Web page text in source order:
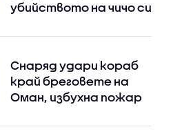
убийството на чичо си
Снаряд удари кораб
край бреговете на
Оман, избухна пожар